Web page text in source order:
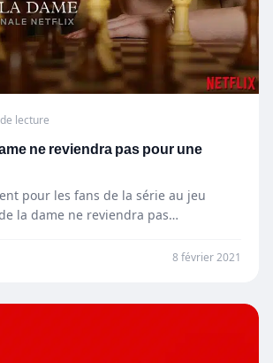
lecture
ne reviendra pas pour une
pour les fans de la série au jeu
de la dame ne reviendra pas…
8 février 2021